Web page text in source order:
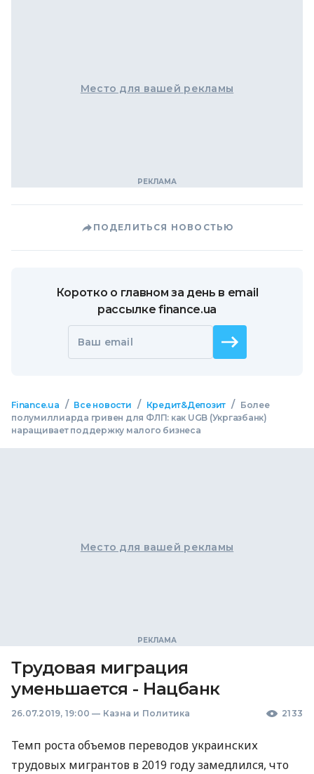
Место для вашей рекламы
ПОДЕЛИТЬСЯ НОВОСТЬЮ
Коротко о главном за день в email
рассылке finance.ua
Ваш email
Finance.ua / Все новости / Кредит&Депозит /
Более
полумиллиарда гривен для ФЛП: как UGB (Укргазбанк)
наращивает поддержку малого бизнеса
Место для вашей рекламы
Трудовая миграция
уменьшается - Нацбанк
26.07.2019, 19:00 — Казна и Политика 2133
Темп роста объемов переводов украинских
трудовых мигрантов в 2019 году замедлился, что